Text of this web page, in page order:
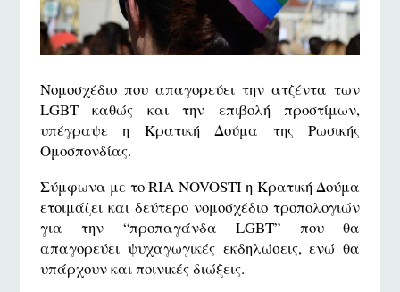
Νομοσχέδιο που απαγορεύει την ατζέντα των
LGBT καθώς και την επιβολή προστίμων,
υπέγραψε η Κρατική Δούμα της Ρωσικής
Ομοσπονδίας.
Σύμφωνα με το RIA NOVOSTI η Κρατική Δούμα
ετοιμάζει και δεύτερο νομοσχέδιο τροπολογιών
για την “προπαγάνδα LGBT” που θα
απαγορεύει ψυχαγωγικές εκδηλώσεις, ενώ θα
υπάρχουν και ποινικές διώξεις.